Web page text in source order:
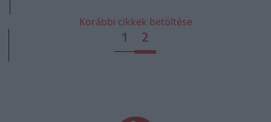
Korábbi cikkek betöltése
1 2